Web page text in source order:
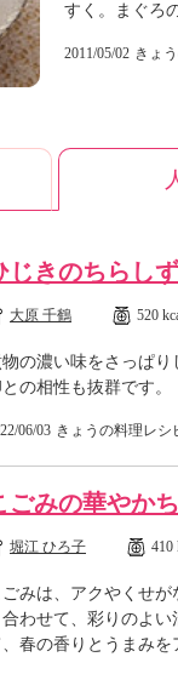
すく。まぐろ
2011/05/02 きょ
じきのちらし
大原 千鶴 520
の濃い味をさっぱ
の相性も抜群です。
06/03 きょうの料理レシ
ごみの華やか
堀江 ひろ子 410
ごみは、アクやくせ
合わせて、彩りのよ
、春の香りとうまみを